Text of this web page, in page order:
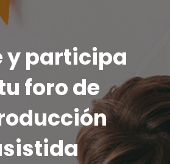
y participa
foro de